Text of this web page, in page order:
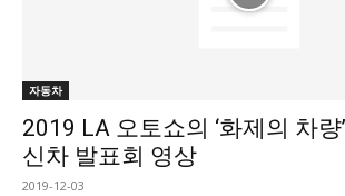
자동차
2019 LA 오토쇼의 ‘화제의 차량
신차 발표회 영상
2019-12-03